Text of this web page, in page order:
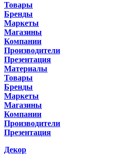
Товары
Бренды
Маркеты
Магазины
Компании
Производители
Презентация
Материалы
Товары
Бренды
Маркеты
Магазины
Компании
Производители
Презентация
Декор